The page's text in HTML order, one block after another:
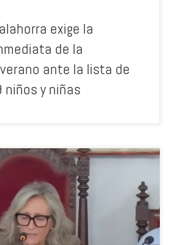
exige la
de la
ante la lista de
niños y niñas
heredados del PSOE. La alcaldesa
más importantes: vivienda,
Calahorra, mantenimiento y limpieza.